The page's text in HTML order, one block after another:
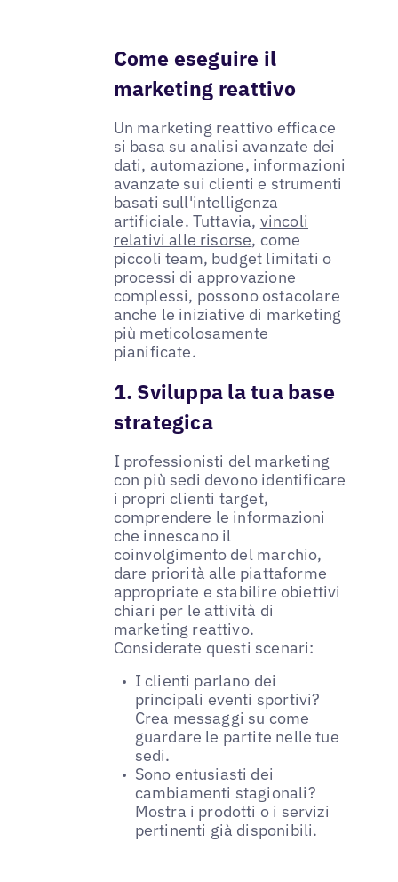
Come eseguire il
marketing reattivo
Un marketing reattivo efficace
si basa su analisi avanzate dei
dati, automazione, informazioni
avanzate sui clienti e strumenti
basati sull'intelligenza
artificiale. Tuttavia, vincoli
relativi alle risorse, come
piccoli team, budget limitati o
processi di approvazione
complessi, possono ostacolare
anche le iniziative di marketing
più meticolosamente
pianificate.
1. Sviluppa la tua base
strategica
I professionisti del marketing
con più sedi devono identificare
i propri clienti target,
comprendere le informazioni
che innescano il
coinvolgimento del marchio,
dare priorità alle piattaforme
appropriate e stabilire obiettivi
chiari per le attività di
marketing reattivo.
Considerate questi scenari:
I clienti parlano dei
principali eventi sportivi?
Crea messaggi su come
guardare le partite nelle tue
sedi.
Sono entusiasti dei
cambiamenti stagionali?
Mostra i prodotti o i servizi
pertinenti già disponibili.